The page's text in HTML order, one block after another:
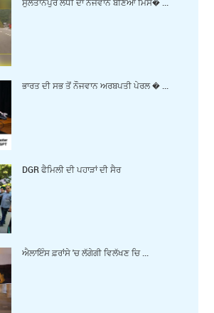
ਸੁਲਤਾਨਪੁਰ ਲੋਧੀ ਦਾ ਨੌਜਵਾਨ ਬਣਿਆ ਮਿਸ� ...
ਭਾਰਤ ਦੀ ਸਭ ਤੋਂ ਨੌਜਵਾਨ ਅਰਬਪਤੀ ਪੇਰਲ � ...
DGR ਫੈਮਿਲੀ ਦੀ ਪਹਾੜਾਂ ਦੀ ਸੈਰ
ਐਲਾਇੰਸ ਫ਼ਰਾਂਸੇ 'ਚ ਲੱਗੇਗੀ ਵਿਲੱਖਣ ਚਿ ...